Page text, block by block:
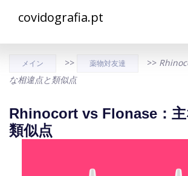
covidografia.pt
メイン >> 薬物対友達 >>
な相違点と類似点
Rhinocort vs Flonase：主
類似点